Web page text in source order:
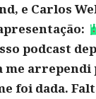
e Carlos
podcast
arrependi
foi dada.